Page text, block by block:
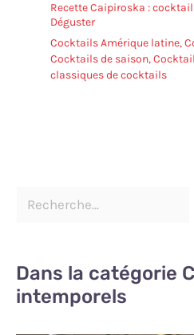
Recette Caipiroska :
Déguster
Cocktails Amérique latine,
Cocktails de saison,
classiques de cocktails
Dans la catégorie
intemporels